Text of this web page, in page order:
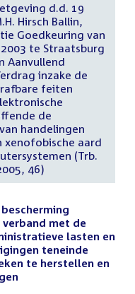
d.d. 19
Hirsch Ballin,
Goedkeuring van
te Straatsburg
Aanvullend
inzake de
feiten
de
handelingen
xenofobische aard
(Trb.
46)
met de
lasten en
teneinde
te herstellen en